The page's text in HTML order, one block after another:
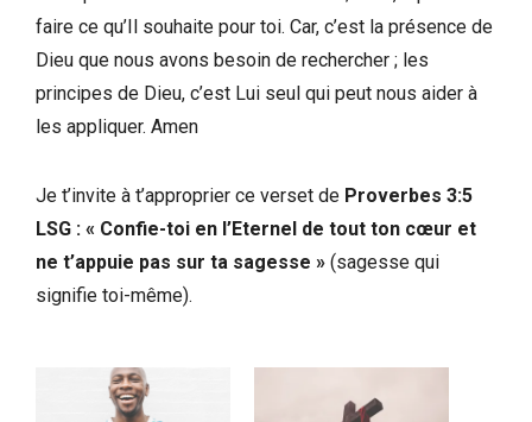
faire ce qu’Il souhaite pour toi. Car, c’est la présence de
Dieu que nous avons besoin de rechercher ; les
principes de Dieu, c’est Lui seul qui peut nous aider à
les appliquer. Amen
Je t’invite à t’approprier ce verset de Proverbes 3:5
LSG : « Confie-toi en l’Eternel de tout ton cœur et
ne t’appuie pas sur ta sagesse » (sagesse qui
signifie toi-même).